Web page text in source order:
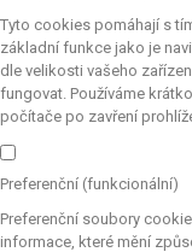
Tyto cookies pomáhají s
základní funkce jako je
dle velikosti vašeho
fungovat. Používáme
počítače po zavření
Preferenční (funkcionální)
Preferenční soubory
informace, které mění